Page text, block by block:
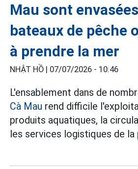
Mau sont
bateaux de pêche
à prendre la mer
NHẬT HỒ | 07/07/2026 - 10:46
L'ensablement dans de
Cà Mau rend difficile
produits aquatiques, la
les services logistiques de la